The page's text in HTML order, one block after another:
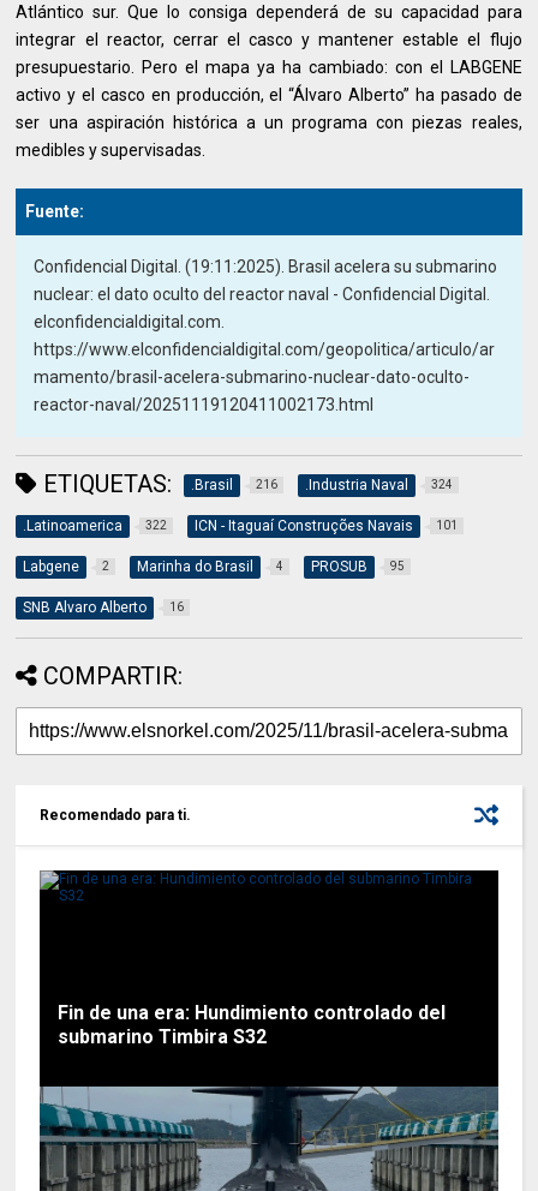
Atlántico sur. Que lo consiga dependerá de su capacidad para
integrar el reactor, cerrar el casco y mantener estable el flujo
presupuestario. Pero el mapa ya ha cambiado: con el LABGENE
activo y el casco en producción, el “Álvaro Alberto” ha pasado de
ser una aspiración histórica a un programa con piezas reales,
medibles y supervisadas.
Fuente:
Confidencial Digital. (19:11:2025). Brasil acelera su submarino
nuclear: el dato oculto del reactor naval - Confidencial Digital.
elconfidencialdigital.com.
https://www.elconfidencialdigital.com/geopolitica/articulo/ar
mamento/brasil-acelera-submarino-nuclear-dato-oculto-
reactor-naval/20251119120411002173.html
ETIQUETAS: .Brasil 216 .Industria Naval 324
.Latinoamerica 322 ICN - Itaguaí Construções Navais 101
Labgene 2 Marinha do Brasil 4 PROSUB 95
SNB Alvaro Alberto 16
COMPARTIR:
Recomendado para ti.
Fin de una era: Hundimiento controlado del
submarino Timbira S32